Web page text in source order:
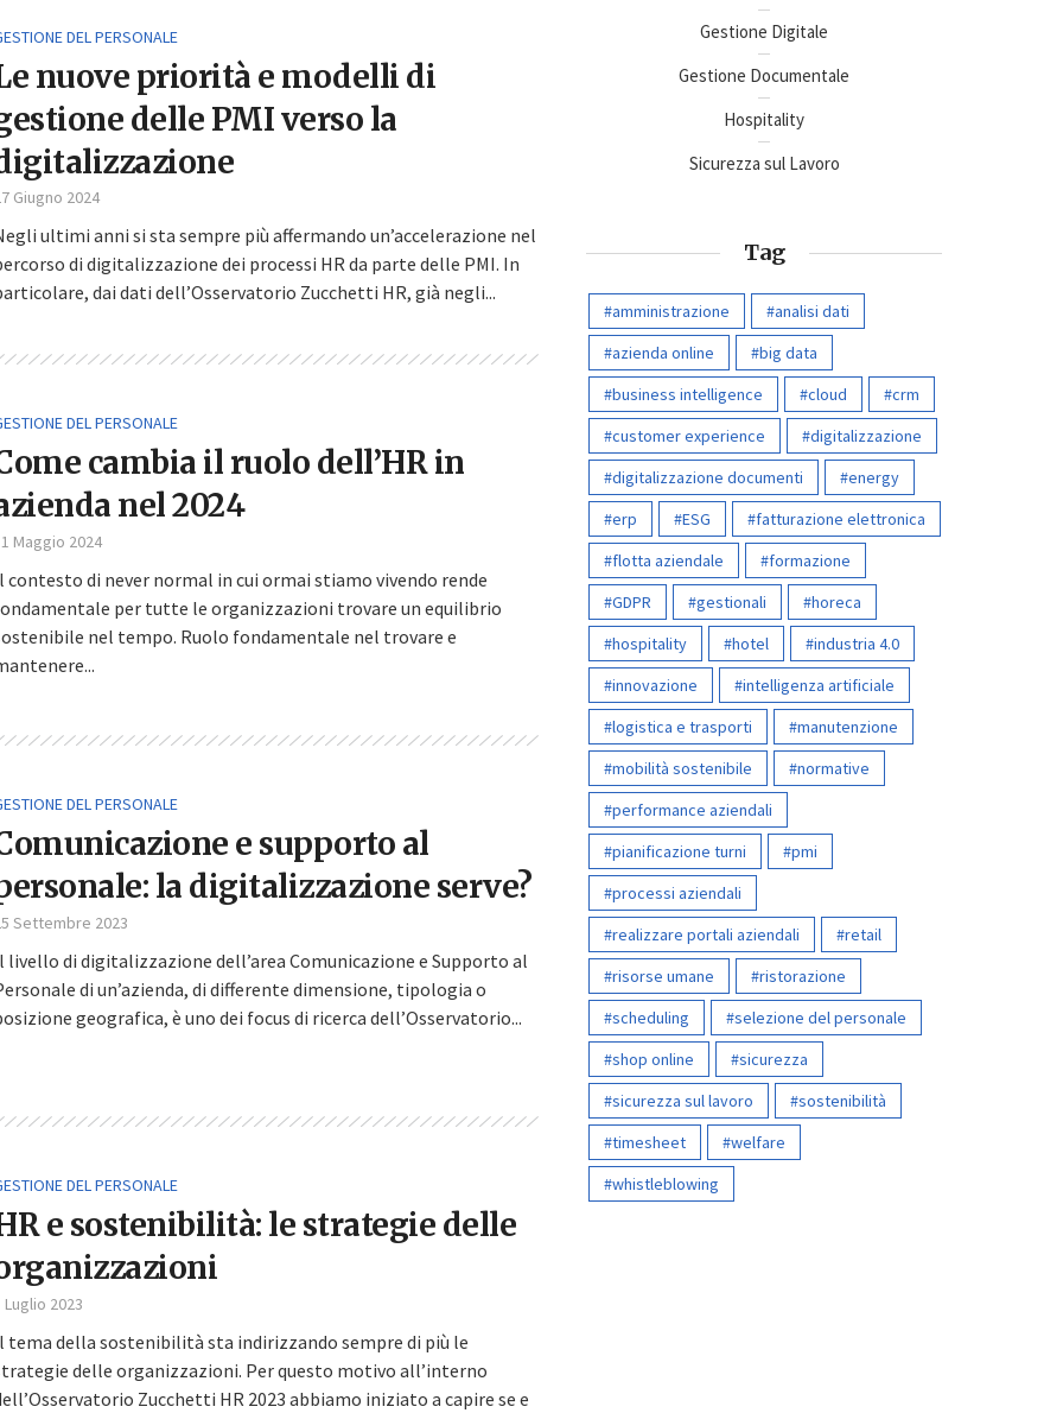
DEL PERSONALE
nuove priorità e modelli di
delle PMI verso la
Giugno 2024
ultimi anni si sta sempre più affermando un’accelerazione nel
di digitalizzazione dei processi HR da parte delle PMI. In
dai dati dell’Osservatorio Zucchetti HR, già negli...
DEL PERSONALE
cambia il ruolo dell’HR in
nel 2024
Maggio 2024
contesto di never normal in cui ormai stiamo vivendo rende
per tutte le organizzazioni trovare un equilibrio
nel tempo. Ruolo fondamentale nel trovare e
DEL PERSONALE
e supporto al
la digitalizzazione serve?
Settembre 2023
livello di digitalizzazione dell’area Comunicazione e Supporto al
di un’azienda, di differente dimensione, tipologia o
geografica, è uno dei focus di ricerca dell’Osservatorio...
DEL PERSONALE
e sostenibilità: le strategie delle
Luglio 2023
tema della sostenibilità sta indirizzando sempre di più le
delle organizzazioni. Per questo motivo all’interno
Zucchetti HR 2023 abbiamo iniziato a capire se e
Gestione Digitale
Gestione Documentale
Hospitality
Sicurezza sul Lavoro
Tag
amministrazione
analisi dati
azienda online
big data
business intelligence
cloud
crm
customer experience
digitalizzazione
digitalizzazione documenti
energy
erp
ESG
fatturazione elettronica
flotta aziendale
formazione
GDPR
gestionali
horeca
hospitality
hotel
industria 4.0
innovazione
intelligenza artificiale
logistica e trasporti
manutenzione
mobilità sostenibile
normative
performance aziendali
pianificazione turni
pmi
processi aziendali
realizzare portali aziendali
retail
risorse umane
ristorazione
scheduling
selezione del personale
shop online
sicurezza
sicurezza sul lavoro
sostenibilità
timesheet
welfare
whistleblowing